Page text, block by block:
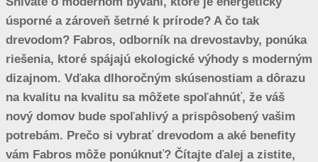
úsporné a zároveň šetrné k prírode? A čo tak
drevodom? Fabros, odborník na drevostavby, ponúka
riešenia, ktoré spájajú ekologické výhody s moderným
dizajnom. Vďaka dlhoročným skúsenostiam a dôrazu
na kvalitu na kvalitu sa môžete spoľahnúť, že váš
nový domov bude spoľahlivý a prispôsobený vašim
potrebám. Prečo si vybrať drevodom a aké benefity
vám Fabros môže ponúknuť? Čítajte ďalej a zistite,